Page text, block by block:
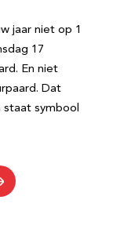
jaar niet op 1
17
En niet
Dat
staat symbool